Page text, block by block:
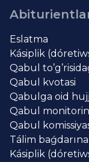
Eslatma
Kásiplik
Qabul
Qabul kvotasi
Qabulga oid
Qabul
Qabul
Tálim
Kásiplik